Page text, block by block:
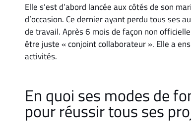
Elle s’est d’abord lancée aux côtés de son
d’occasion. Ce dernier ayant perdu tous ses
de travail. Après 6 mois de façon non
être juste « conjoint collaborateur ». Elle a
activités.
En quoi ses modes de
pour réussir tous ses